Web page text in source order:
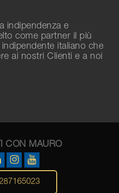
indipendenza e
come partner il più
italiano che
ai nostri Clienti e a noi
CON MAURO